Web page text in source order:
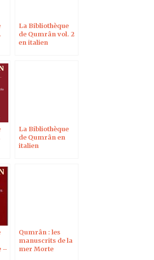
La Bibliothèque
de Qumrân vol. 2
en italien
La Bibliothèque
de Qumrân en
italien
–
Qumrân : les
manuscrits de la
mer Morte